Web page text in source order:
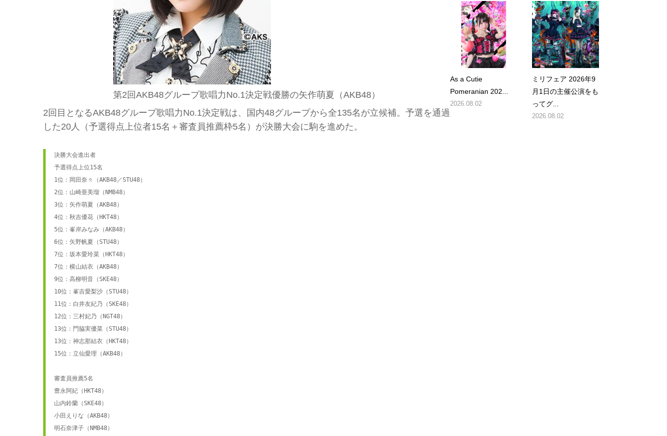
第2回AKB48グループ歌唱力No.1決定戦優勝の矢作萌夏（AKB48）
2回目となるAKB48グループ歌唱力No.1決定戦は、国内48グループから全135名が立候補。予選を通過
した20人（予選得点上位者15名＋審査員推薦枠5名）が決勝大会に駒を進めた。
決勝大会進出者
予選得点上位15名
1位：岡田奈々（AKB48／STU48）
2位：山崎亜美瑠（NMB48）
3位：矢作萌夏（AKB48）
4位：秋吉優花（HKT48）
5位：峯岸みなみ（AKB48）
6位：矢野帆夏（STU48）
7位：坂本愛玲菜（HKT48）
7位：横山結衣（AKB48）
9位：高柳明音（SKE48）
10位：峯吉愛梨沙（STU48）
11位：白井友紀乃（SKE48）
12位：三村妃乃（NGT48）
13位：門脇実優菜（STU48）
13位：神志那結衣（HKT48）
15位：立仙愛理（AKB48）
審査員推薦5名
豊永阿紀（HKT48）
山内鈴蘭（SKE48）
小田えりな（AKB48）
明石奈津子（NMB48）
As a Cutie
Pomeranian 202...
2026.08.02
ミリフェア 2026年9
月1日の主催公演をも
ってグ...
2026.08.02